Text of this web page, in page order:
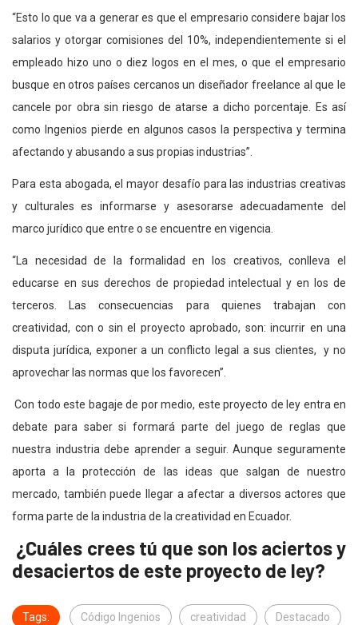
“Esto lo que va a generar es que el empresario considere bajar los
salarios y otorgar comisiones del 10%, independientemente si el
empleado hizo uno o diez logos en el mes, o que el empresario
busque en otros países cercanos un diseñador freelance al que le
cancele por obra sin riesgo de atarse a dicho porcentaje. Es así
como Ingenios pierde en algunos casos la perspectiva y termina
afectando y abusando a sus propias industrias”.
Para esta abogada, el mayor desafío para las industrias creativas
y culturales es informarse y asesorarse adecuadamente del
marco jurídico que entre o se encuentre en vigencia.
“La necesidad de la formalidad en los creativos, conlleva el
educarse en sus derechos de propiedad intelectual y en los de
terceros. Las consecuencias para quienes trabajan con
creatividad, con o sin el proyecto aprobado, son: incurrir en una
disputa jurídica, exponer a un conflicto legal a sus clientes, y no
aprovechar las normas que los favorecen”.
Con todo este bagaje de por medio, este proyecto de ley entra en
debate para saber si formará parte del juego de reglas que
nuestra industria debe aprender a seguir. Aunque seguramente
aporta a la protección de las ideas que salgan de nuestro
mercado, también puede llegar a afectar a diversos actores que
forma parte de la industria de la creatividad en Ecuador.
¿Cuáles crees tú que son los aciertos y
desaciertos de este proyecto de ley?
Tags: Código Ingenios creatividad Destacado